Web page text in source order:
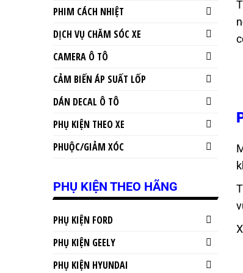
PHIM CÁCH NHIỆT
DỊCH VỤ CHĂM SÓC XE
CAMERA Ô TÔ
CẢM BIẾN ÁP SUẤT LỐP
DÁN DECAL Ô TÔ
PHỤ KIỆN THEO XE
PHUỘC/GIẢM XÓC
PHỤ KIỆN THEO HÃNG
PHỤ KIỆN FORD
PHỤ KIỆN GEELY
PHỤ KIỆN HYUNDAI